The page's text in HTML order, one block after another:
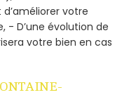
votre
- D’une évolution de
votre bien en cas